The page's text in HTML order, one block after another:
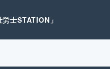
士STATION」